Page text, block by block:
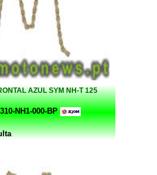
AZUL SYM NH-T 125
NH1-000-BP